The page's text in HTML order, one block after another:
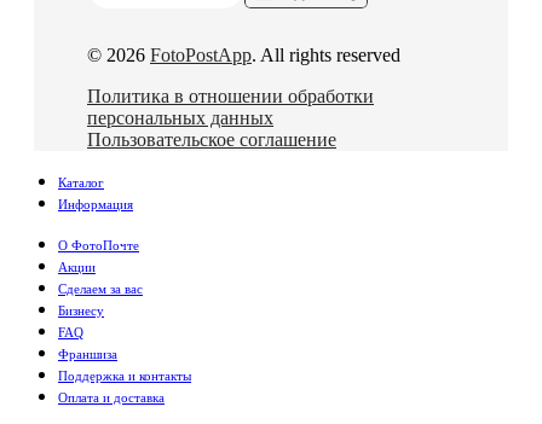
© 2026 FotoPostApp. All rights reserved
Политика в отношении обработки
персональных данных
Пользовательское соглашение
Каталог
Информация
О ФотоПочте
Акции
Сделаем за вас
Бизнесу
FAQ
Франшиза
Поддержка и контакты
Оплата и доставка